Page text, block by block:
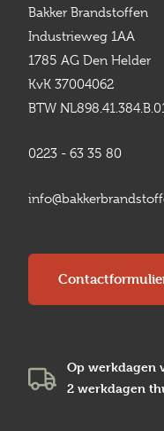
Bakker Brandstoffen
Industrieweg 1AA
1785 AG Den Helder
KvK 37004062
BTW
0223 - 63 35 80
Op werkdagen
2 werkdagen